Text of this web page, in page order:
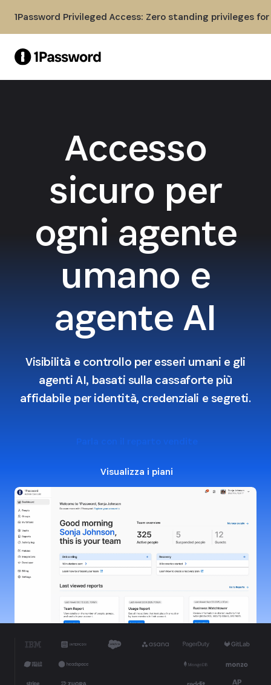
1Password Privileged Access: Zero standing privileges
Accesso
sicuro per
ogni agente
umano e
agente AI
Visibilità e controllo per esseri umani e gli
agenti AI, basati sulla cassaforte più
affidabile per identità, credenziali e segreti.
Parla con il reparto vendite
Visualizza i piani